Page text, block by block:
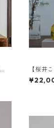
【桜井
円 こけ